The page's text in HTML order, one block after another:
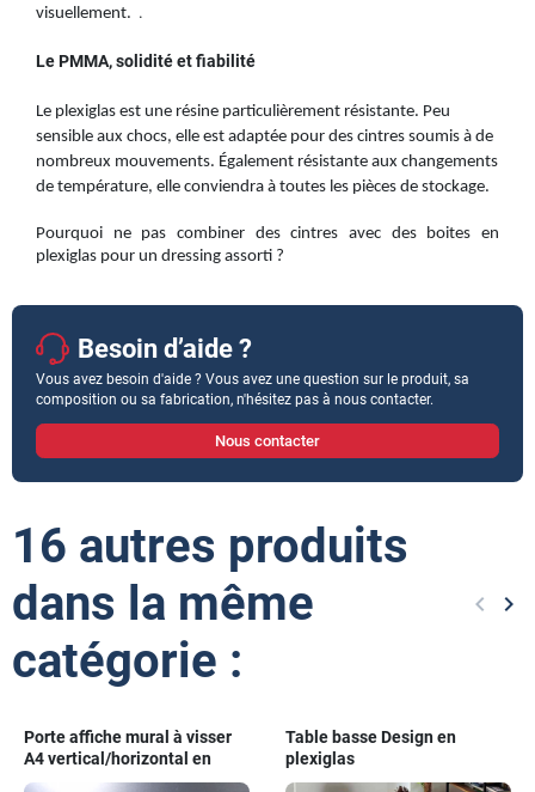
visuellement. .
Le PMMA, solidité et fiabilité
Le plexiglas est une résine particulièrement résistante. Peu
sensible aux chocs, elle est adaptée pour des cintres soumis à de
nombreux mouvements. Également résistante aux changements
de température, elle conviendra à toutes les pièces de stockage.
Pourquoi ne pas combiner des cintres avec des boites en
plexiglas pour un dressing assorti ?
Besoin d’aide ?
Vous avez besoin d'aide ? Vous avez une question sur le produit, sa
composition ou sa fabrication, n'hésitez pas à nous contacter.
Nous contacter
16 autres produits
dans la même
catégorie :
keyboard_arrow_left keyboard_arrow_right
Porte affiche mural à visser
A4 vertical/horizontal en
plexiglas
Table basse Design en
plexiglas